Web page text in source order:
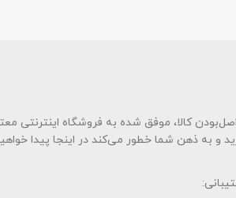
روز ضمانت بازگشت کالا و تضمین اصل‌بودن کالا، موفق شده به فروشگاه
و به ذهن شما خطور می‌کند در اینجا پیدا